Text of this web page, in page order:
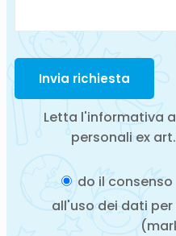
Letta l'informativa
personali ex art.
do il consenso
all'uso dei dati